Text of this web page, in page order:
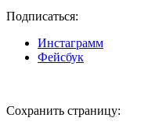
Подписаться:
Инстаграмм
Фейсбук
Сохранить страницу: